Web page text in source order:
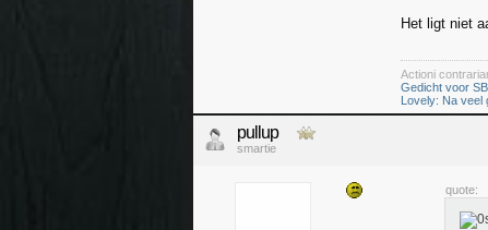
Het ligt niet
Actioni
Gedicht voor
Lovely: Na veel
pullup
smartie
quote: